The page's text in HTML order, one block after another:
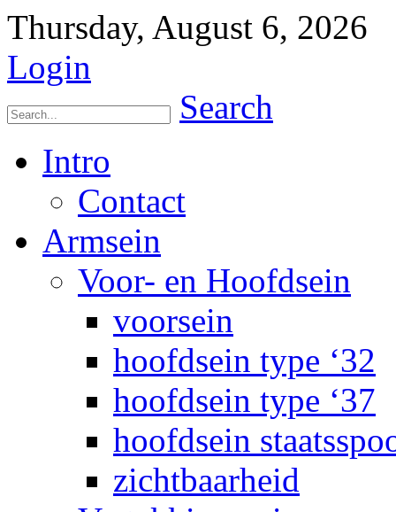
Thursday, August 6, 2026
Login
Search
Intro
Contact
Armsein
Voor- en Hoofdsein
voorsein
hoofdsein type ‘32
hoofdsein type ‘37
hoofdsein
zichtbaarheid